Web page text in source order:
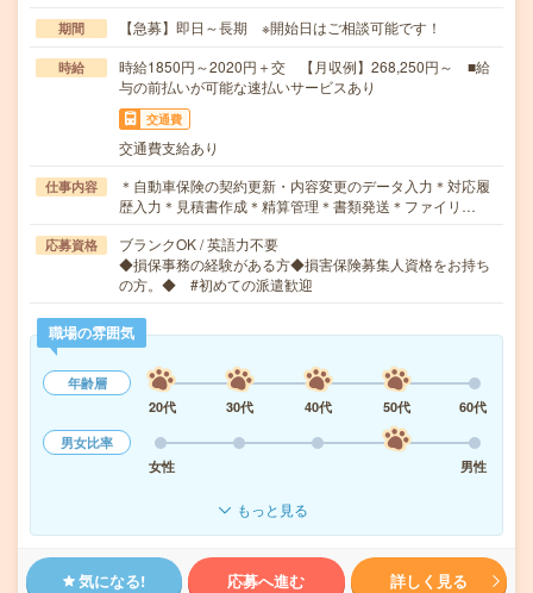
期間 【急募】即日～長期 ※開始日はご相談可能です！
時給
時給1850円～2020円＋交 【月収例】268,250円～ ■給
与の前払いが可能な速払いサービスあり
交通費
交通費支給あり
仕事内容
＊自動車保険の契約更新・内容変更のデータ入力＊対応履
歴入力＊見積書作成＊精算管理＊書類発送＊ファイリ…
応募資格
ブランクOK / 英語力不要
◆損保事務の経験がある方◆損害保険募集人資格をお持ち
の方。◆ #初めての派遣歓迎
職場の雰囲気
年齢層
20代
30代 40代 50代
60代
男女比率
女性
男性
もっと見る
気になる! 応募へ進む 詳しく見る